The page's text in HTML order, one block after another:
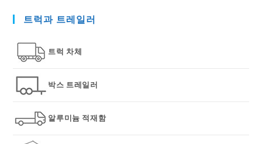
트럭과 트레일러
트럭 차체
박스 트레일러
알루미늄 적재함